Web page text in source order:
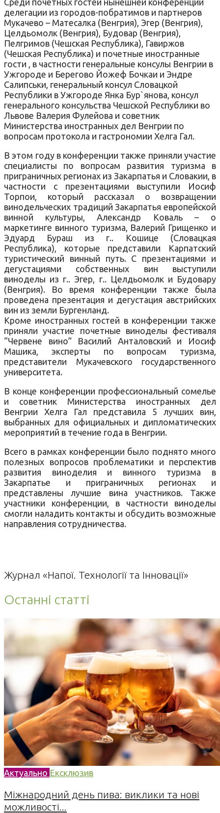
делегации из городов-побратимов и партнеров
Мукачево – Матесалка (Венгрия), Эгер (Венгрия),
Целдьомолк (Венгрия), Будовар (Венгрия),
Пелгримов (Чешская Республика), Гавиржов
(Чешская Республика) и почетные иностранные
гости , в частности генеральные консулы Венгрии в
Ужгороде и Берегово Йожеф Бочкаи и Эндре
Салипськи, генеральный консул Словацкой
Республики в Ужгороде Янка Бур`янова, консул
генерального консульства Чешской Республики во
Львове Валерия Фулейова и советник
Министерства иностранных дел Венгрии по
вопросам протокола и гастрономии Хелга Гал.
В этом году в конференции также приняли участие
специалисты по вопросам развития туризма в
приграничных регионах из Закарпатья и Словакии, в
частности с презентациями выступили Иосиф
Торпои, который рассказал о возвращении
винодельческих традиций Закарпатья европейской
винной культуры, Александр Коваль – о
маркетинге винного туризма, Валерий Грищенко и
Эдуард Бураш из г.. Кошице (Словацкая
Республика), которые представили Карпатский
туристический винный путь. С презентациями и
дегустациями собственных вин выступили
виноделы из г.. Эгер, г.. Целдьомолк и Будовару
(Венгрия). Во время конференции также была
проведена презентация и дегустация австрийских
вин из земли Бургенланд.
Кроме иностранных гостей в конференции также
приняли участие почетные виноделы фестиваля
“Червене вино” Василий Анталовский и Иосиф
Машика, эксперты по вопросам туризма,
представители Мукачевского государственного
университета.
В конце конференции профессиональный сомелье
и советник Министерства иностранных дел
Венгрии Хелга Гал представила 5 лучших вин,
выбранных для официальных и дипломатических
мероприятий в течение года в Венгрии.
Всего в рамках конференции было поднято много
полезных вопросов проблематики и перспектив
развития виноделия и винного туризма в
Закарпатье и приграничных регионах и
представлены лучшие вина участников. Также
участники конференции, в частности виноделы
смогли наладить контакты и обсудить возможные
направления сотрудничества.
Журнал «Напої. Технології та Інновації»
Останні статті
Актуально Ексклюзив
Міжнародний день пива: виклики та нові
можливості...